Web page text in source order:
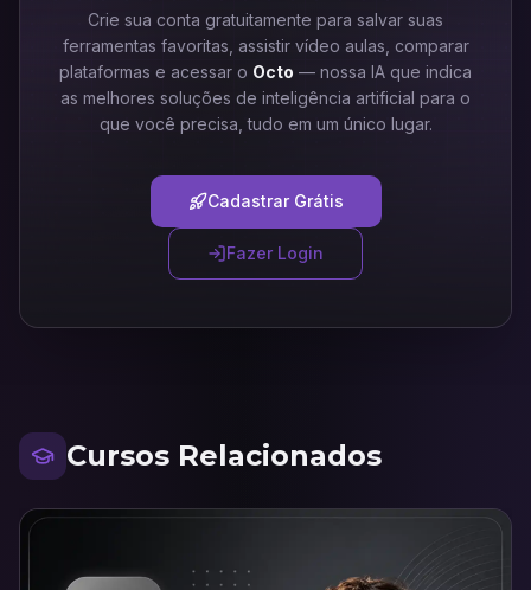
Crie sua conta gratuitamente para salvar suas
ferramentas favoritas, assistir vídeo aulas, comparar
plataformas e acessar o Octo — nossa IA que indica
as melhores soluções de inteligência artificial para o
que você precisa, tudo em um único lugar.
Cadastrar Grátis
Fazer Login
Cursos Relacionados